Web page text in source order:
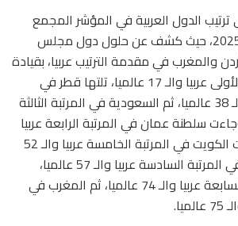
ترتيب الدول العربية في المؤشر المجمع
لمناخ الاستثمار لعام 2025، حيث كشف عن حلول دول مجلس
والمغرب في مقدمة الترتيب عربيا، بقيادة
الإمارات في المرتبة الأولى عربيا والـ 17 عالميا، تلتها قطر في
المرتبة الثانية عربيا والـ 38 عالميا، ثم السعودية في المرتبة الثالثة
عالميا، وجاءت سلطنة عمان في المرتبة الرابعة عربيا
والـ 51 عالميا، ثم حلت الكويت في المرتبة الخامسة عربيا والـ 52
عالميا، تلتها البحرين في المرتبة السادسة عربيا والـ 57 عالميا،
فالأردن في المرتبة السابعة عربيا والـ 74 عالميا، ثم المغرب في